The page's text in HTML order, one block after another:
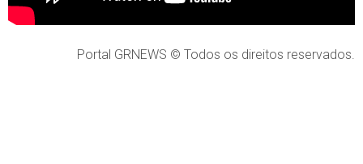
Portal GRNEWS © Todos os direitos reservados.